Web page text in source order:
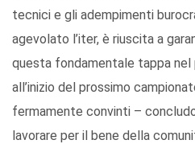
tecnici e gli adempimenti
agevolato l’iter, è riuscita a
questa fondamentale tappa nel
all’inizio del prossimo
fermamente convinti –
lavorare per il bene della